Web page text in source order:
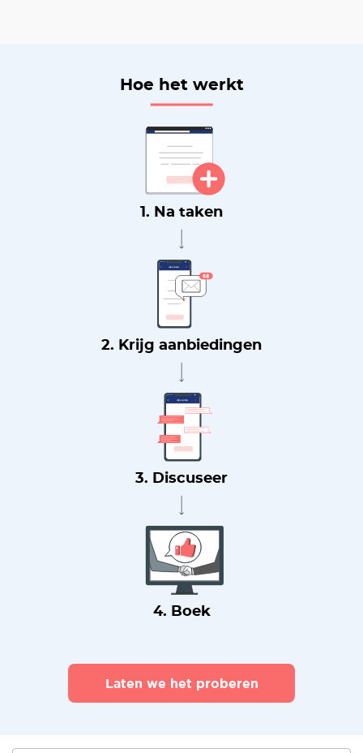
Hoe het werkt
1. Na taken
2. Krijg aanbiedingen
3. Discuseer
4. Boek
Laten we het proberen